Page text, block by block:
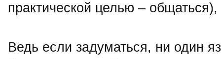
практической целью –
Ведь если задуматься, ни один